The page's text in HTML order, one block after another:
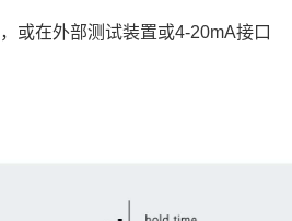
或在外部测试装置或4-20mA接口